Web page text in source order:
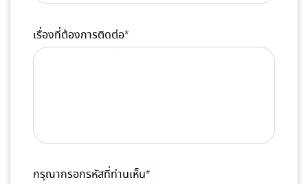
เรื่องที่ต้องการติดต่อ*
กรุณากรอกรหัสที่ท่านเห็น*